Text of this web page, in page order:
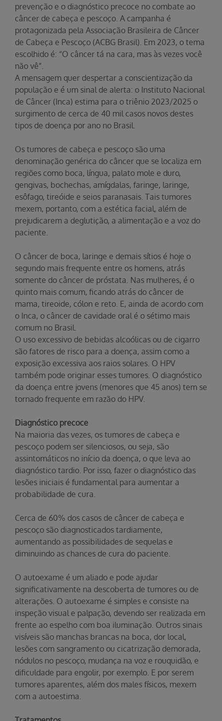
prevenção e o diagnóstico precoce no combate ao
câncer de cabeça e pescoço. A campanha é
protagonizada pela Associação Brasileira de Câncer
de Cabeça e Pescoço (ACBG Brasil). Em 2023, o tema
escolhido é: “O câncer tá na cara, mas às vezes você
não vê”.
A mensagem quer despertar a conscientização da
população e é um sinal de alerta: o Instituto Nacional
de Câncer (Inca) estima para o triênio 2023/2025 o
surgimento de cerca de 40 mil casos novos destes
tipos de doença por ano no Brasil.
Os tumores de cabeça e pescoço são uma
denominação genérica do câncer que se localiza em
regiões como boca, língua, palato mole e duro,
gengivas, bochechas, amígdalas, faringe, laringe,
esôfago, tireóide e seios paranasais. Tais tumores
mexem, portanto, com a estética facial, além de
prejudicarem a deglutição, a alimentação e a voz do
paciente.
O câncer de boca, laringe e demais sítios é hoje o
segundo mais frequente entre os homens, atrás
somente do câncer de próstata. Nas mulheres, é o
quinto mais comum, ficando atrás do câncer de
mama, tireoide, cólon e reto. E, ainda de acordo com
o Inca, o câncer de cavidade oral é o sétimo mais
comum no Brasil.
O uso excessivo de bebidas alcoólicas ou de cigarro
são fatores de risco para a doença, assim como a
exposição excessiva aos raios solares. O HPV
também pode originar esses tumores. O diagnóstico
da doença entre jovens (menores que 45 anos) tem se
tornado frequente em razão do HPV.
Diagnóstico precoce
Na maioria das vezes, os tumores de cabeça e
pescoço podem ser silenciosos, ou seja, são
assintomáticos no início da doença, o que leva ao
diagnóstico tardio. Por isso, fazer o diagnóstico das
lesões iniciais é fundamental para aumentar a
probabilidade de cura.
Cerca de 60% dos casos de câncer de cabeça e
pescoço são diagnosticados tardiamente,
aumentando as possibilidades de sequelas e
diminuindo as chances de cura do paciente.
O autoexame é um aliado e pode ajudar
significativamente na descoberta de tumores ou de
alterações. O autoexame é simples e consiste na
inspeção visual e palpação, devendo ser realizada em
frente ao espelho com boa iluminação. Outros sinais
visíveis são manchas brancas na boca, dor local,
lesões com sangramento ou cicatrização demorada,
nódulos no pescoço, mudança na voz e rouquidão, e
dificuldade para engolir, por exemplo. E por serem
tumores aparentes, além dos males físicos, mexem
com a autoestima.